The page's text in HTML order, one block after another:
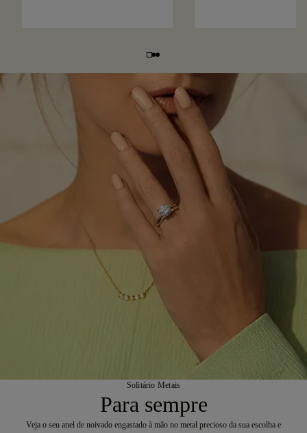
Solitário Metais
Para sempre
Veja o seu anel de noivado engastado à mão no metal precioso da sua escolha e